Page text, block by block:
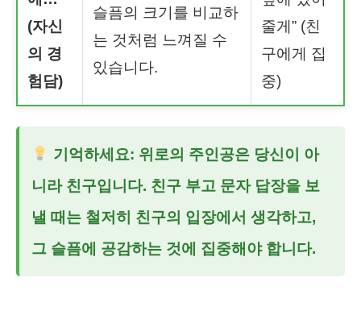
(자신
의 경
험담)
슬픔의 크기를 비교하
는 것처럼 느껴질 수
있습니다.
줄게” (친
구에게 집
중)
기억하세요: 위로의 주인공은 당신이 아
니라 친구입니다. 친구 부고 문자 답장을 보
낼 때는 철저히 친구의 입장에서 생각하고,
그 슬픔에 공감하는 것에 집중해야 합니다.